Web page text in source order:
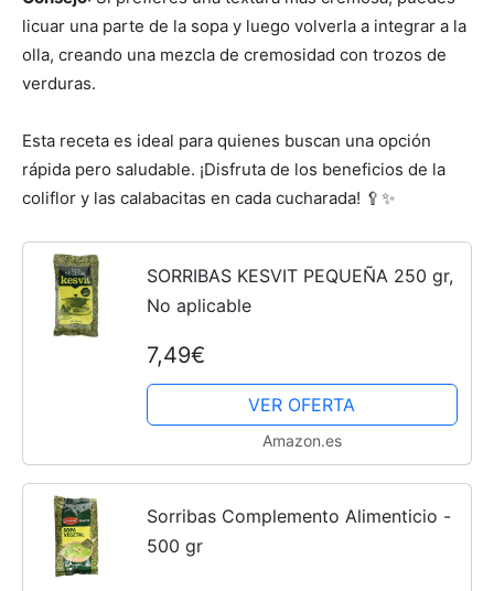
licuar una parte de la sopa y luego volverla a integrar a la
olla, creando una mezcla de cremosidad con trozos de
verduras.
Esta receta es ideal para quienes buscan una opción
rápida pero saludable. ¡Disfruta de los beneficios de la
coliflor y las calabacitas en cada cucharada! 🥄✨
SORRIBAS KESVIT PEQUEÑA 250 gr,
No aplicable
7,49€
VER OFERTA
Amazon.es
Sorribas Complemento Alimenticio -
500 gr